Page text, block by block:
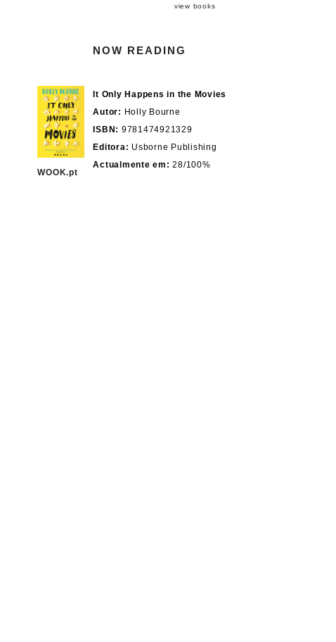
view books
NOW READING
WOOK.pt
It Only Happens in the Movies
Autor: Holly Bourne
ISBN: 9781474921329
Editora: Usborne Publishing
Actualmente em: 28/100%